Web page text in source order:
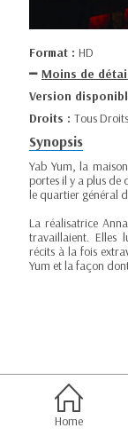
Format : HD
Moins de
Version
Droits : Tous
Synopsis
Yab Yum, la
portes il y a plus de
le quartier général
La réalisatrice
travaillaient. Elles
récits à la fois
Yum et la façon
Home